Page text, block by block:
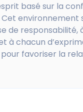
basé sur la
Cet environnement
de responsabilité,
à chacun
favoriser la